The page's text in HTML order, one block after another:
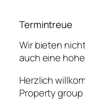
Termintreue
Wir bieten
auch eine
Herzlich
Property group